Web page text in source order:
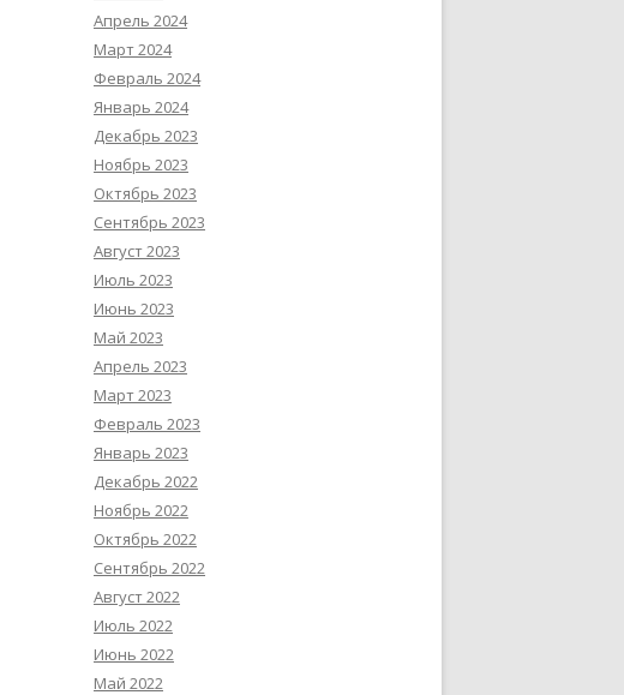
Апрель 2024
Март 2024
Февраль 2024
Январь 2024
Декабрь 2023
Ноябрь 2023
Октябрь 2023
Сентябрь 2023
Август 2023
Июль 2023
Июнь 2023
Май 2023
Апрель 2023
Март 2023
Февраль 2023
Январь 2023
Декабрь 2022
Ноябрь 2022
Октябрь 2022
Сентябрь 2022
Август 2022
Июль 2022
Июнь 2022
Май 2022